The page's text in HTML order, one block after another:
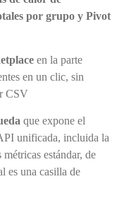
por grupo y Pivot
en la parte
en un clic, sin
CSV
que expone el
unificada, incluida la
estándar, de
es una casilla de